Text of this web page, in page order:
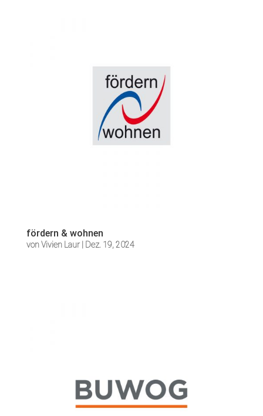
fördern & wohnen
vonVivien Laur| Dez. 19, 2024